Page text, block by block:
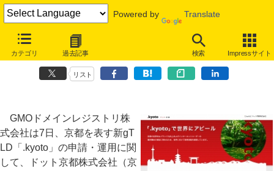
Powered by Translate
カテゴリ 過去記事 検索 Impressサイト
京都の新gTLD「.kyoto」、申請・運用業務でGMOがサポートに名乗
リスト
GMOドメインレジストリ株
式会社は7日、京都を表す新gT
LD「.kyoto」の申請・運用に関
して、ドット京都株式会社（京